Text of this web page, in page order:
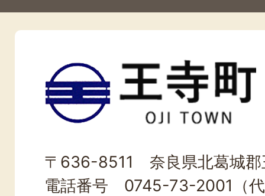
王
寺
町
TOWN
〒636-8511 奈良県北葛城郡
電話番号 0745-73-2001（